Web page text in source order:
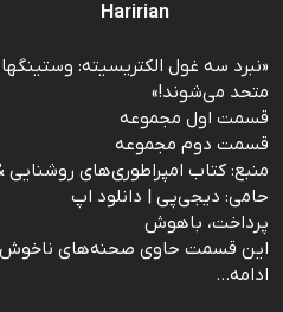
Haririan
«نبرد سه غول الکتریسیته:
متحد می‌شوند!»
قسمت اول مجموعه
قسمت دوم مجموعه
منبع: کتاب امپراطوری‌های روشنایی &#8211; جیل
حامی: دیجی‌پی | دانلود اپ
پرداخت، باهوش
این قسمت حاوی صحنه‌های
ادامه...